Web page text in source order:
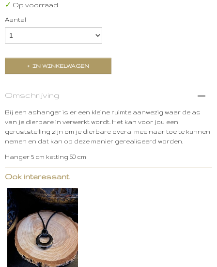
✓ Op voorraad
Aantal
IN WINKELWAGEN
Omschrijving
Bij een ashanger is er een kleine ruimte aanwezig waar de as
van je dierbare in verwerkt wordt. Het kan voor jou een
geruststelling zijn om je dierbare overal mee naar toe te kunnen
nemen en dat kan op deze manier gerealiseerd worden.
Hanger 5 cm ketting 60 cm
Ook interessant